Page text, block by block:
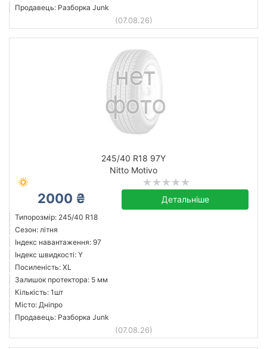
Продавець: Разборка Junk
(07.08.26)
245/40 R18 97Y
Nitto Motivo
2000 ₴ Детальніше
Типорозмір: 245/40 R18
Сезон: літня
Індекс навантаження: 97
Індекс швидкості: Y
Посиленість: XL
Залишок протектора: 5 мм
Кількість: 1шт
Місто: Дніпро
Продавець: Разборка Junk
(07.08.26)